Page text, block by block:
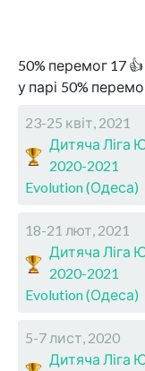
50% перемог 17
у парі 50%
23-25 квіт, 2021
Дитяча Ліга
2020-2021
Evolution (Одеса)
18-21 лют, 2021
Дитяча Ліга
2020-2021
Evolution (Одеса)
5-7 лист, 2020
Дитяча Ліга